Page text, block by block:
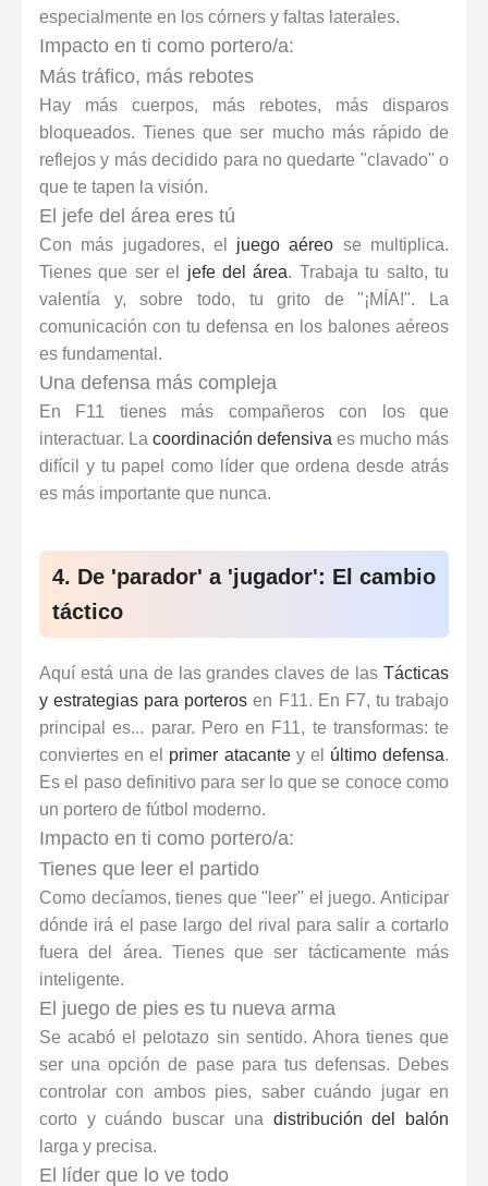
especialmente en los córners y faltas laterales.
Impacto en ti como portero/a:
Más tráfico, más rebotes
Hay más cuerpos, más rebotes, más disparos
bloqueados. Tienes que ser mucho más rápido de
reflejos y más decidido para no quedarte "clavado" o
que te tapen la visión.
El jefe del área eres tú
Con más jugadores, el juego aéreo se multiplica.
Tienes que ser el jefe del área. Trabaja tu salto, tu
valentía y, sobre todo, tu grito de "¡MÍA!". La
comunicación con tu defensa en los balones aéreos
es fundamental.
Una defensa más compleja
En F11 tienes más compañeros con los que
interactuar. La coordinación defensiva es mucho más
difícil y tu papel como líder que ordena desde atrás
es más importante que nunca.
4. De 'parador' a 'jugador': El cambio
táctico
Aquí está una de las grandes claves de las Tácticas
y estrategias para porteros en F11. En F7, tu trabajo
principal es... parar. Pero en F11, te transformas: te
conviertes en el primer atacantey el último defensa.
Es el paso definitivo para ser lo que se conoce como
un portero de fútbol moderno.
Impacto en ti como portero/a:
Tienes que leer el partido
Como decíamos, tienes que "leer" el juego. Anticipar
dónde irá el pase largo del rival para salir a cortarlo
fuera del área. Tienes que ser tácticamente más
inteligente.
El juego de pies es tu nueva arma
Se acabó el pelotazo sin sentido. Ahora tienes que
ser una opción de pase para tus defensas. Debes
controlar con ambos pies, saber cuándo jugar en
corto y cuándo buscar una distribución del balón
larga y precisa.
El líder que lo ve todo